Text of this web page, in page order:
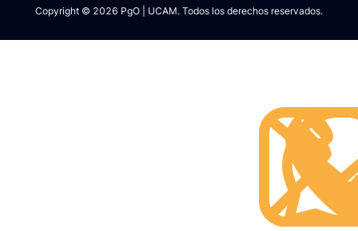
Copyright © 2026 PgO | UCAM. Todos los derechos reservados.